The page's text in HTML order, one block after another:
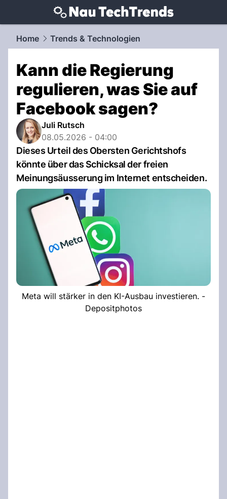
techtrends.NAU.ch
Home Trends & Technologien
Kann die Regierung
regulieren, was Sie auf
Facebook sagen?
Juli Rutsch
08.05.2026 - 04:00
Dieses Urteil des Obersten Gerichtshofs
könnte über das Schicksal der freien
Meinungsäusserung im Internet entscheiden.
Meta will stärker in den KI-Ausbau investieren. -
Depositphotos